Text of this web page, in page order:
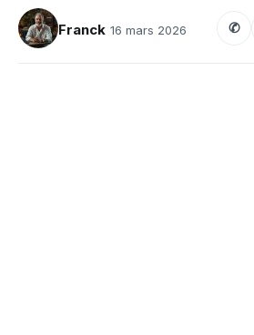
Franck 16 mars 2026 ✆